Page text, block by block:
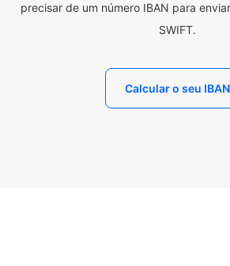
precisar de um número IBAN para
SWIFT.
Calcular o seu IBAN